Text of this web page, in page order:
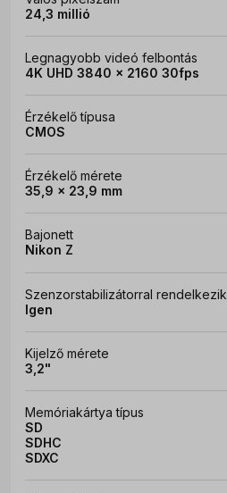
24,3 millió
Legnagyobb videó felbontás
4K UHD 3840 x 2160 30fps
Érzékelő típusa
CMOS
Érzékelő mérete
35,9 x 23,9 mm
Bajonett
Nikon Z
Szenzorstabilizátorral rendelkezik
Igen
Kijelző mérete
3,2"
Memóriakártya típus
SD
SDHC
SDXC